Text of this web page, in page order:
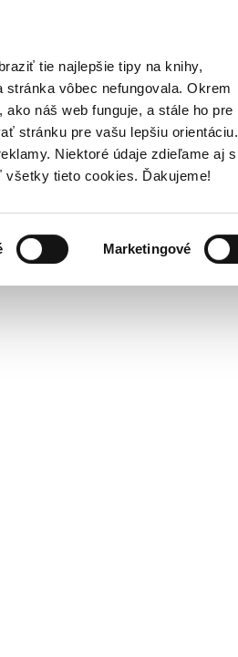
tie najlepšie tipy na knihy,
vôbec nefungovala. Okrem
náš web funguje, a stále ho pre
stránku pre vašu lepšiu orientáciu.
Niektoré údaje zdieľame aj s
tieto cookies. Ďakujeme!
Marketingové